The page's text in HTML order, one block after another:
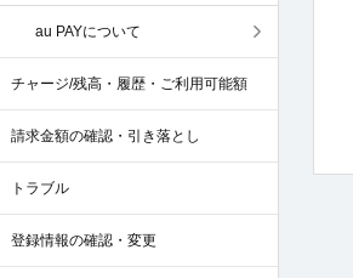
au PAYについて
チャージ/残高・履歴・ご利用可能額
請求金額の確認・引き落とし
トラブル
登録情報の確認・変更